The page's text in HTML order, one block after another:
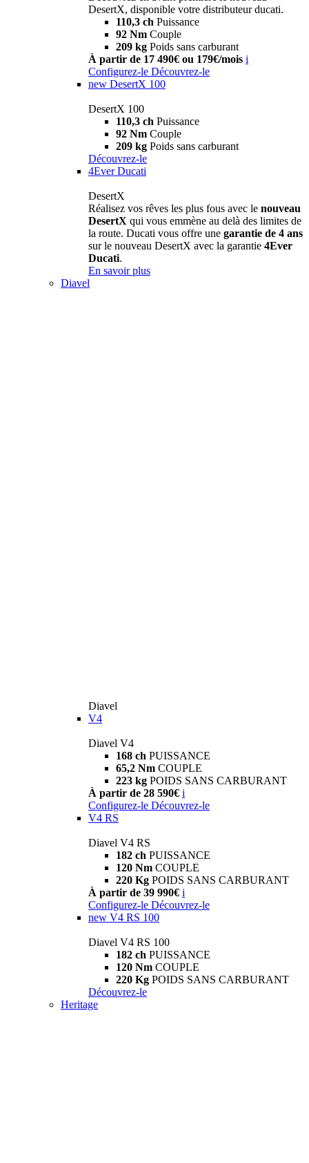
DesertX, disponible votre distributeur ducati.
110,3 ch Puissance
92 Nm Couple
209 kg Poids sans carburant
À partir de 17 490€ ou 179€/mois i
Configurez-le Découvrez-le
new DesertX 100
DesertX 100
110,3 ch Puissance
92 Nm Couple
209 kg Poids sans carburant
Découvrez-le
4Ever Ducati
DesertX
Réalisez vos rêves les plus fous avec le nouveau
DesertX qui vous emmène au delà des limites de
la route. Ducati vous offre une garantie de 4 ans
sur le nouveau DesertX avec la garantie 4Ever
Ducati.
En savoir plus
Diavel
Diavel
V4
Diavel V4
168 ch PUISSANCE
65,2 Nm COUPLE
223 kg POIDS SANS CARBURANT
À partir de 28 590€ i
Configurez-le Découvrez-le
V4 RS
Diavel V4 RS
182 ch PUISSANCE
120 Nm COUPLE
220 Kg POIDS SANS CARBURANT
À partir de 39 990€ i
Configurez-le Découvrez-le
new V4 RS 100
Diavel V4 RS 100
182 ch PUISSANCE
120 Nm COUPLE
220 Kg POIDS SANS CARBURANT
Découvrez-le
Heritage